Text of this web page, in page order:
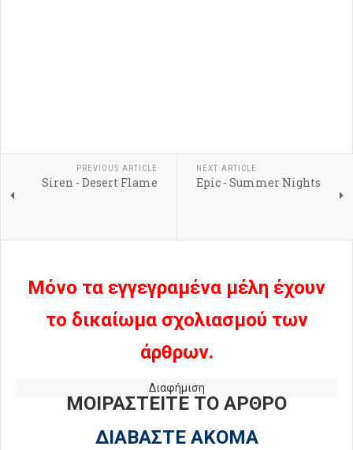
PREVIOUS ARTICLE
Siren - Desert Flame
NEXT ARTICLE
Epic - Summer Nights
Μόνο τα εγγεγραμένα μέλη έχουν
το δικαίωμα σχολιασμού των
άρθρων.
Διαφήμιση
ΜΟΙΡΑΣΤΕΙΤΕ ΤΟ ΑΡΘΡΟ
ΔΙΑΒΑΣΤΕ ΑΚΟΜΑ